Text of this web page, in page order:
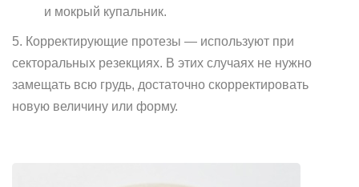
и мокрый купальник.
5. Корректирующие протезы — используют при
секторальных резекциях. В этих случаях не нужно
замещать всю грудь, достаточно скорректировать
новую величину или форму.